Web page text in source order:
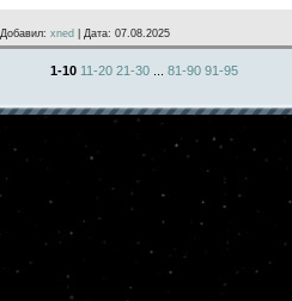
Добавил: xned Дата: 07.08.2025
1-10 11-20 21-30 81-90 91-95